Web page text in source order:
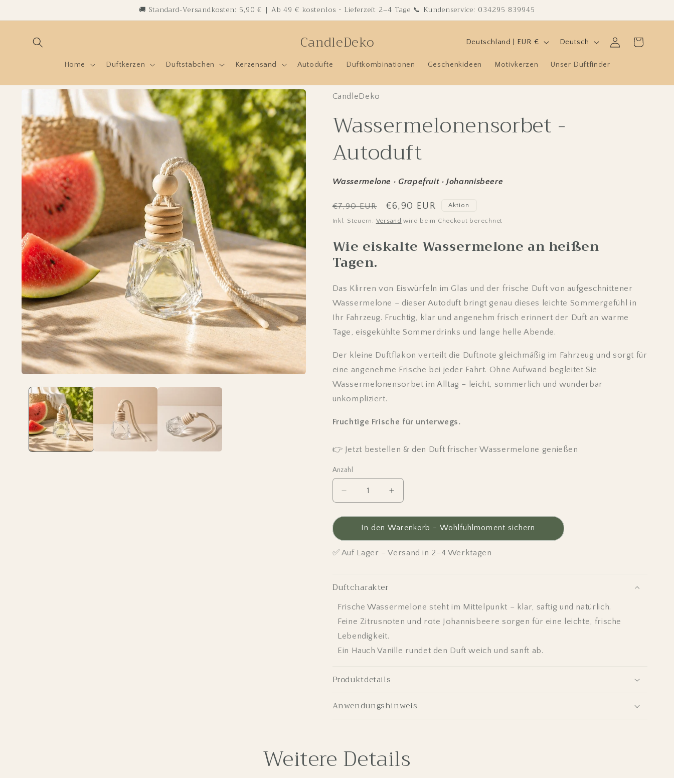
Inhalt
🚚 Standard-Versandkosten: 5,90 € | Ab 49 € kostenlos · Lieferzeit 2–4 Tage 📞 Kundenservice: 034295 839945
CandleDeko
Home Duftkerzen Duftstäbchen Kerzensand Autodüfte Duftkombinationen Geschenkideen Motivkerzen Unser Duftfinder
a
n
d
R
e
o
n
Deutschland | EUR €
r
a
Deutsch EinloggenWarenkorb
Produktinformationen
CandleDeko
Wassermelonensorbet -
Autoduft
Wassermelone · Grapefruit · Johannisbeere
Normaler
Preis
€7,90 EUR Verkaufspreis
€6,90 EUR Aktion
Inkl. Steuern. Versand wird beim Checkout berechnet
Wie eiskalte Wassermelone an heißen
Tagen.
Das Klirren von Eiswürfeln im Glas und der frische Duft von aufgeschnittener
Wassermelone – dieser Autoduft bringt genau dieses leichte Sommergefühl in
Ihr Fahrzeug. Fruchtig, klar und angenehm frisch erinnert der Duft an warme
Tage, eisgekühlte Sommerdrinks und lange helle Abende.
Der kleine Duftflakon verteilt die Duftnote gleichmäßig im Fahrzeug und sorgt für
eine angenehme Frische bei jeder Fahrt. Ohne Aufwand begleitet Sie
Wassermelonensorbet im Alltag – leicht, sommerlich und wunderbar
unkompliziert.
Fruchtige Frische für unterwegs.
👉 Jetzt bestellen & den Duft frischer Wassermelone genießen
Anzahl
Verringere
die
Menge
Wassermelonensorbet
-
Erhöhe
die
Menge
für
Wassermelonensorbet
-
In den Warenkorb - Wohlfühlmoment sichern
✅ Auf Lager – Versand in 2–4 Werktagen
Duftcharakter
Frische Wassermelone steht im Mittelpunkt – klar, saftig und natürlich.
Feine Zitrusnoten und rote Johannisbeere sorgen für eine leichte, frische
Lebendigkeit.
Ein Hauch Vanille rundet den Duft weich und sanft ab.
Produktdetails
Anwendungshinweis
Weitere Details